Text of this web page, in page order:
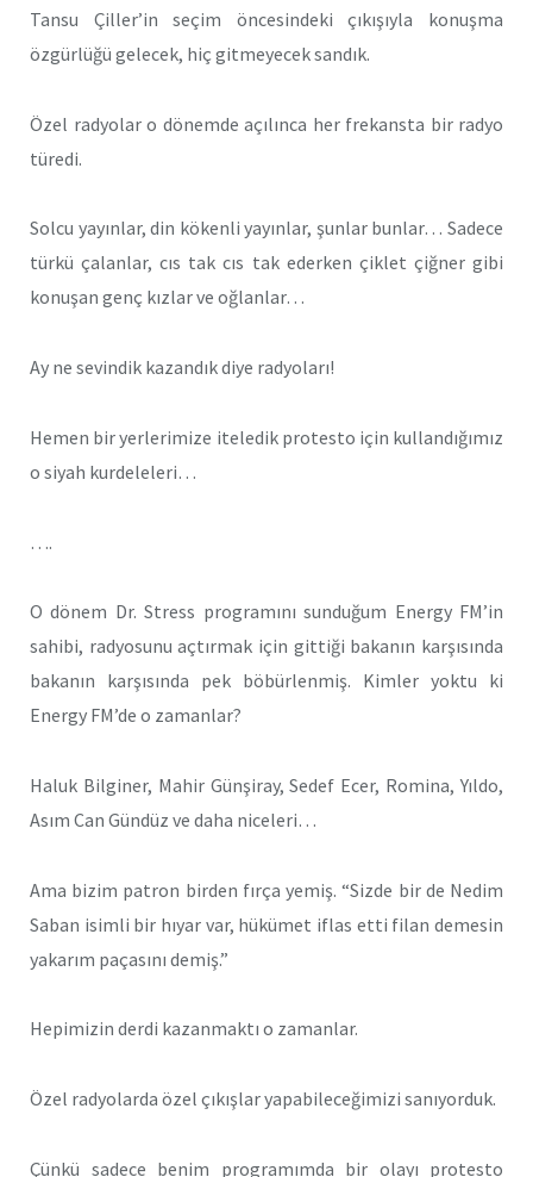
Tansu Çiller’in seçim öncesindeki çıkışıyla konuşma
özgürlüğü gelecek, hiç gitmeyecek sandık.
Özel radyolar o dönemde açılınca her frekansta bir radyo
türedi.
Solcu yayınlar, din kökenli yayınlar, şunlar bunlar… Sadece
türkü çalanlar, cıs tak cıs tak ederken çiklet çiğner gibi
konuşan genç kızlar ve oğlanlar…
Ay ne sevindik kazandık diye radyoları!
Hemen bir yerlerimize iteledik protesto için kullandığımız
o siyah kurdeleleri…
….
O dönem Dr. Stress programını sunduğum Energy FM’in
sahibi, radyosunu açtırmak için gittiği bakanın karşısında
bakanın karşısında pek böbürlenmiş. Kimler yoktu ki
Energy FM’de o zamanlar?
Haluk Bilginer, Mahir Günşiray, Sedef Ecer, Romina, Yıldo,
Asım Can Gündüz ve daha niceleri…
Ama bizim patron birden fırça yemiş. “Sizde bir de Nedim
Saban isimli bir hıyar var, hükümet iflas etti filan demesin
yakarım paçasını demiş.”
Hepimizin derdi kazanmaktı o zamanlar.
Özel radyolarda özel çıkışlar yapabileceğimizi sanıyorduk.
Çünkü sadece benim programımda bir olayı protesto